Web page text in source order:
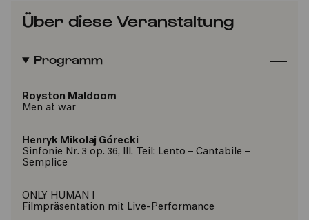
Über diese Veranstaltung
Programm
Royston Maldoom
Men at war
Henryk Mikolaj Górecki
Sinfonie Nr. 3 op. 36, III. Teil: Lento – Cantabile –
Semplice
ONLY HUMAN I
Filmpräsentation mit Live-Performance